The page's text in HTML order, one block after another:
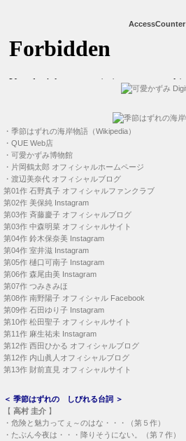
AccessCounter
・ 季節はずれの海岸物語（Wikipedia）
・ QUE Web店
・ 可愛かずみ博物館
・ 片岡鶴太郎 オフィシャルホームページ
・ 渡辺美奈代 オフィシャルブログ
第01作 石野真子 オフィシャルファンクラブ
第02作 美保純 Instagram
第03作 斉藤慶子 オフィシャルブログ
第03作 中森明菜 オフィシャルサイト
第04作 鈴木保奈美 Instagram
第04作 室井滋 Instagram
第05作 樋口可南子 Instagram
第06作 森尾由美 Instagram
第07作 つみきみほ
第08作 南野陽子 オフィシャル Facebook
第09作 石田ゆり子 Instagram
第10作 松田聖子 オフィシャルサイト
第11作 麻生祐未 Instagram
第12作 西田ひかる オフィシャルブログ
第12作 内山眞人オフィシャルブログ
第13作 財前直見 オフィシャルサイト
＜ 季節はずれの しびれる台詞 ＞
【 高村 圭介 】
・ 危険と魅力ってぇ～のはな・・・（第５作）
・ たぶん今夜は・・・降りそうにない。（第７作）